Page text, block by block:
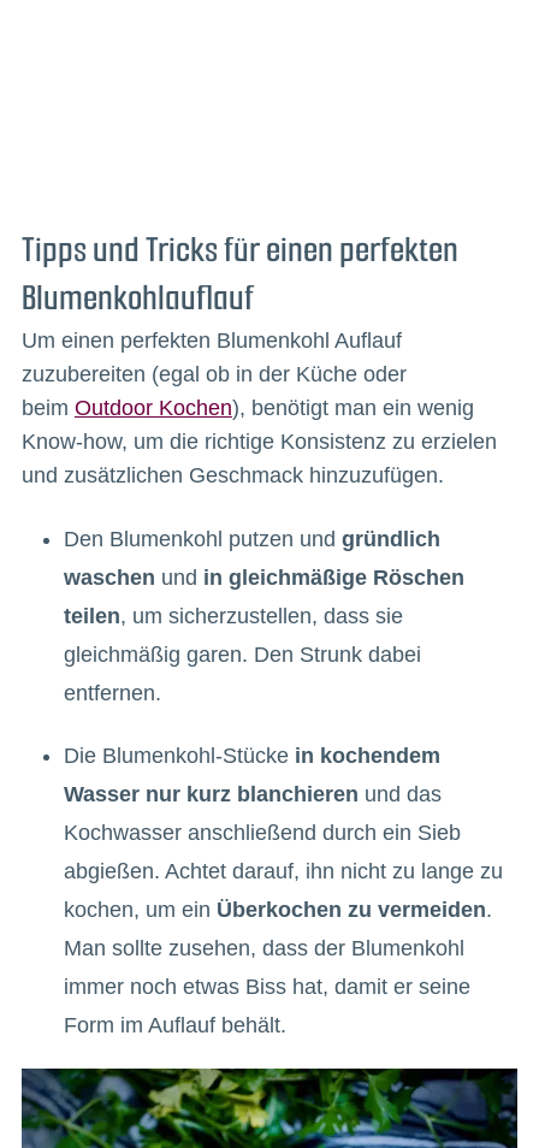
Tipps und Tricks für einen perfekten
Blumenkohlauflauf
Um einen perfekten Blumenkohl Auflauf
zuzubereiten (egal ob in der Küche oder
beim Outdoor Kochen), benötigt man ein wenig
Know-how, um die richtige Konsistenz zu erzielen
und zusätzlichen Geschmack hinzuzufügen.
Den Blumenkohl putzen und gründlich
waschen und in gleichmäßige Röschen
teilen, um sicherzustellen, dass sie
gleichmäßig garen. Den Strunk dabei
entfernen.
Die Blumenkohl-Stücke in kochendem
Wasser nur kurz blanchieren und das
Kochwasser anschließend durch ein Sieb
abgießen. Achtet darauf, ihn nicht zu lange zu
kochen, um ein Überkochen zu vermeiden.
Man sollte zusehen, dass der Blumenkohl
immer noch etwas Biss hat, damit er seine
Form im Auflauf behält.